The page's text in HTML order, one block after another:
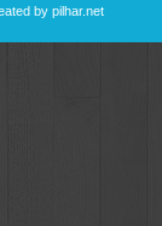
by pilhar.net